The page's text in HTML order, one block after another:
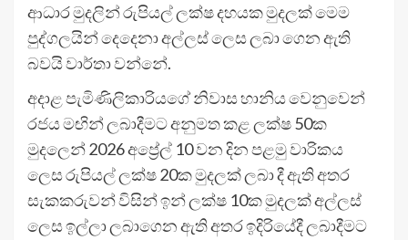
ආධාර මුදලින් රුපියල් ලක්ෂ දහයක මුදලක් මෙම
පුද්ගලයින් දෙදෙනා අල්ලස් ලෙස ලබා ගෙන ඇති
බවයි වාර්තා වන්නේ.
අදාළ පැමිණිලිකාරියගේ නිවාස හානිය වෙනුවෙන්
රජය මඟින් ලබාදීමට අනුමත කළ ලක්ෂ 50ක
මුදලෙන් 2026 අප්‍රේල් 10 වන දින පළමු වාරිකය
ලෙස රුපියල් ලක්ෂ 20ක මුදලක් ලබා දී ඇති අතර
සැකකරුවන් විසින් ඉන් ලක්ෂ 10ක මුදලක් අල්ලස්
ලෙස ඉල්ලා ලබාගෙන ඇති අතර ඉදිරියේදී ලබාදීමට